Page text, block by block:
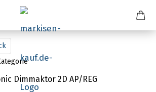
Dimmaktor 2D AP/REG